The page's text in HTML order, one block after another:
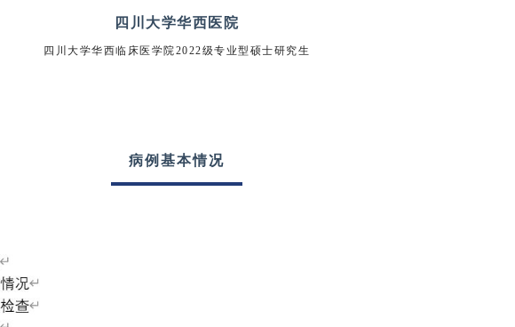
四川大学华西医院
四川大学华西临床医学院2022级专业型硕士研究生
病例基本情况